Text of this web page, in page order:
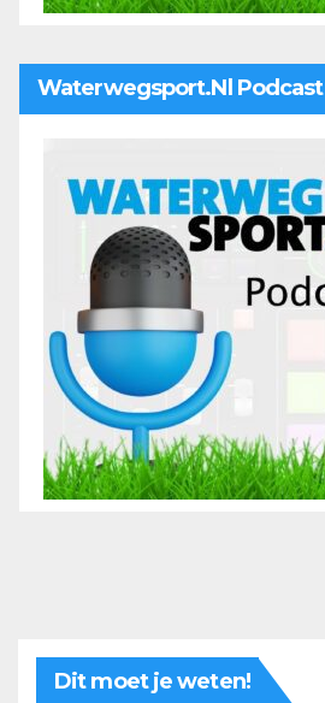
Waterwegsport.nl Podcast
Dit moet je weten!